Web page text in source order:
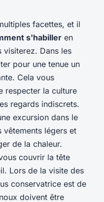
facettes, et il
s'habiller en
Dans les
pour une tenue un
Cela vous
respecter la culture
regards indiscrets.
excursion dans le
légers et
de la chaleur.
couvrir la tête
Lors de la visite des
conservatrice est de
doivent être